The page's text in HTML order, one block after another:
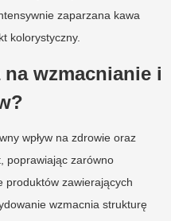
zaparzana kawa
kolorystyczny.
wzmacnianie i
wpływ na zdrowie oraz
poprawiając zarówno
produktów zawierających
wzmacnia strukturę